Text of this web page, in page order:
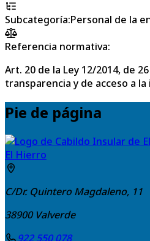
Subcategoría:Personal de la
Referencia normativa:
Art. 20 de la Ley 12/2014, de
transparencia y de acceso a
Pie de página
El Hierro
C/Dr. Quintero Magdaleno, 11
38900 Valverde
922 550 078